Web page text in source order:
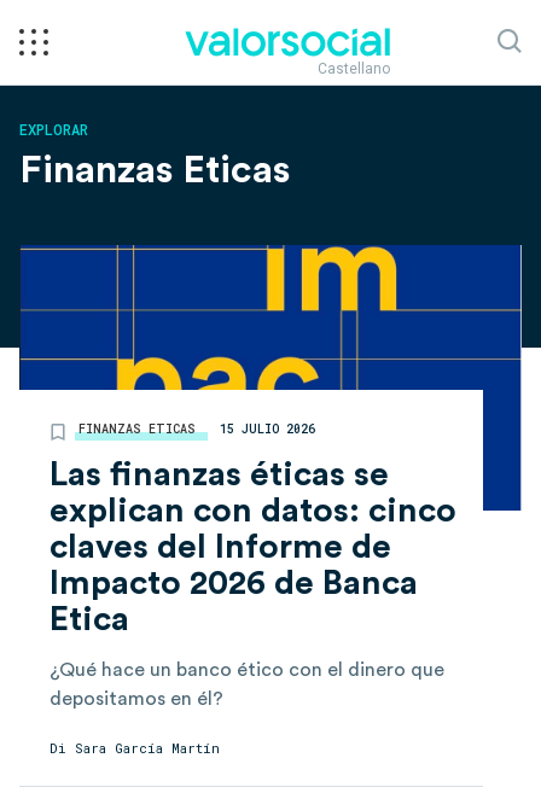
Castellano
EXPLORAR
Finanzas Eticas
FINANZAS ETICAS 15 JULIO 2026
Las finanzas éticas se
explican con datos: cinco
claves del Informe de
Impacto 2026 de Banca
Etica
¿Qué hace un banco ético con el dinero que
depositamos en él?
Di Sara García Martín